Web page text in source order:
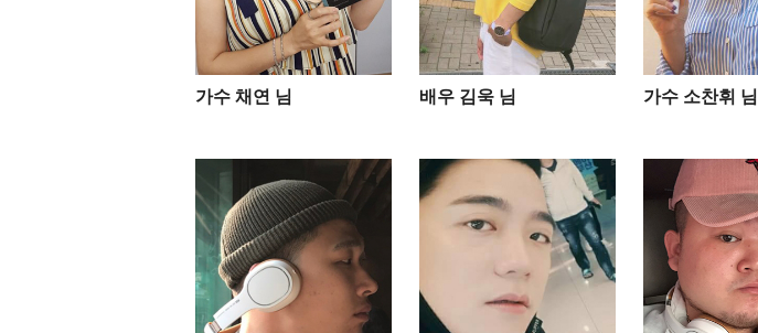
가수 채연 님 배우 김욱 님​ 가수 소찬휘 님